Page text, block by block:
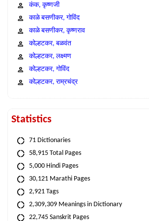
कंक, कृष्णजी
काळे बसणीकर, गोविंद
काळे बसणीकर, कृष्णराव
कोल्हटकर, बळवंत
कोल्हटकर, लक्ष्मण
कोल्हटकर, गोविंद
कोल्हटकर, राम्रचंद्र
Statistics
71 Dictionaries
58,915 Total Pages
5,000 Hindi Pages
30,121 Marathi Pages
2,921 Tags
2,309,309 Meanings in Dictionary
22,745 Sanskrit Pages